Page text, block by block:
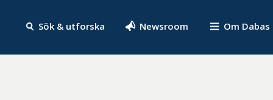
Sök & utforska Newsroom Om Dabas